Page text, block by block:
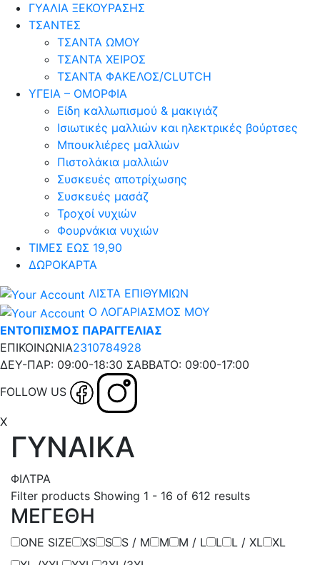
ΓΥΑΛΙΑ ΞΕΚΟΥΡΑΣΗΣ
ΤΣΑΝΤΕΣ
ΤΣΑΝΤΑ ΩΜΟΥ
ΤΣΑΝΤΑ ΧΕΙΡΟΣ
ΤΣΑΝΤΑ ΦΑΚΕΛΟΣ/CLUTCH
ΥΓΕΙΑ – ΟΜΟΡΦΙΑ
Είδη καλλωπισμού & μακιγιάζ
Ισιωτικές μαλλιών και ηλεκτρικές βούρτσες
Μπουκλιέρες μαλλιών
Πιστολάκια μαλλιών
Συσκευές αποτρίχωσης
Συσκευές μασάζ
Τροχοί νυχιών
Φουρνάκια νυχιών
ΤΙΜΕΣ ΕΩΣ 19,90
ΔΩΡΟΚΑΡΤΑ
ΛΙΣΤΑ ΕΠΙΘΥΜΙΩΝ
Ο ΛΟΓΑΡΙΑΣΜΟΣ ΜΟΥ
ΕΝΤΟΠΙΣΜΟΣ ΠΑΡΑΓΓΕΛΙΑΣ
ΕΠΙΚΟΙΝΩΝΙΑ2310784928
ΔΕΥ-ΠΑΡ: 09:00-18:30 ΣΑΒΒΑΤΟ: 09:00-17:00
FOLLOW US
X
ΓΥΝΑΙΚΑ
ΦΙΛΤΡΑ
Filter products Showing 1 - 16 of 612 results
ΜΕΓΕΘΗ
ONE SIZE XS S S / M Μ M / L L L / XL
XL